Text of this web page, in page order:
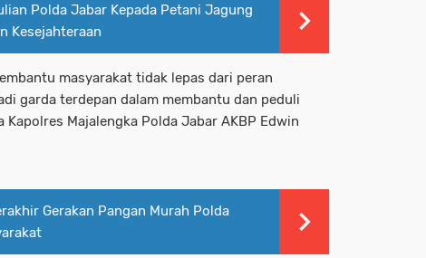
Polda Jabar Kepada Petani Jagung
Kesejahteraan
masyarakat tidak lepas dari peran
garda terdepan dalam membantu dan peduli
Kapolres Majalengka Polda Jabar AKBP Edwin
Gerakan Pangan Murah Polda